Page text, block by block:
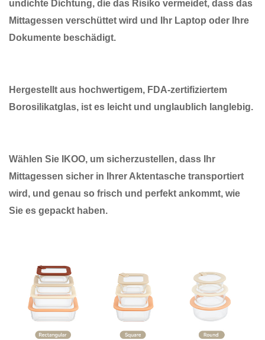
undichte Dichtung, die das Risiko vermeidet, dass das
Mittagessen verschüttet wird und Ihr Laptop oder Ihre
Dokumente beschädigt.
Hergestellt aus hochwertigem, FDA-zertifiziertem
Borosilikatglas, ist es leicht und unglaublich langlebig.
Wählen Sie IKOO, um sicherzustellen, dass Ihr
Mittagessen sicher in Ihrer Aktentasche transportiert
wird, und genau so frisch und perfekt ankommt, wie
Sie es gepackt haben.